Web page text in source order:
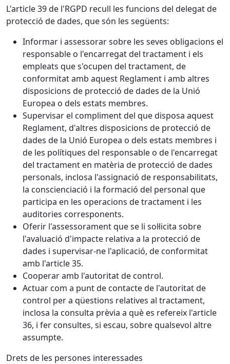
L'article 39 de l'RGPD recull les funcions del delegat de
protecció de dades, que són les següents:
Informar i assessorar sobre les seves obligacions el
responsable o l'encarregat del tractament i els
empleats que s'ocupen del tractament, de
conformitat amb aquest Reglament i amb altres
disposicions de protecció de dades de la Unió
Europea o dels estats membres.
Supervisar el compliment del que disposa aquest
Reglament, d'altres disposicions de protecció de
dades de la Unió Europea o dels estats membres i
de les polítiques del responsable o de l'encarregat
del tractament en matèria de protecció de dades
personals, inclosa l'assignació de responsabilitats,
la conscienciació i la formació del personal que
participa en les operacions de tractament i les
auditories corresponents.
Oferir l'assessorament que se li sol·licita sobre
l'avaluació d'impacte relativa a la protecció de
dades i supervisar-ne l'aplicació, de conformitat
amb l'article 35.
Cooperar amb l'autoritat de control.
Actuar com a punt de contacte de l'autoritat de
control per a qüestions relatives al tractament,
inclosa la consulta prèvia a què es refereix l'article
36, i fer consultes, si escau, sobre qualsevol altre
assumpte.
Drets de les persones interessades